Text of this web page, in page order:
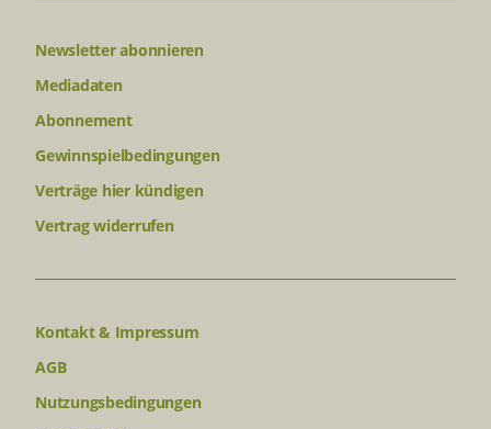
Newsletter abonnieren
Mediadaten
Abonnement
Gewinnspielbedingungen
Verträge hier kündigen
Vertrag widerrufen
Kontakt & Impressum
AGB
Nutzungsbedingungen